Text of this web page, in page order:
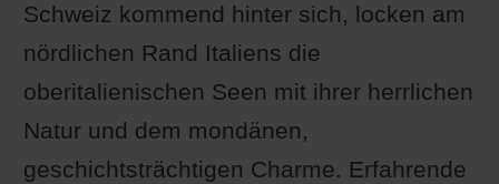
Schweiz kommend hinter sich, locken am
nördlichen Rand Italiens die
oberitalienischen Seen mit ihrer herrlichen
Natur und dem mondänen,
geschichtsträchtigen Charme. Erfahrende